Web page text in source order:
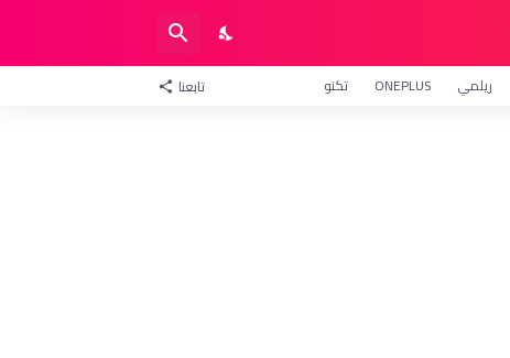
ريلمي ONEPLUS تكنو تابعنا